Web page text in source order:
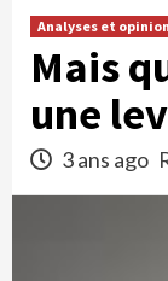
Analyses et
Mais
une
3 ans ago